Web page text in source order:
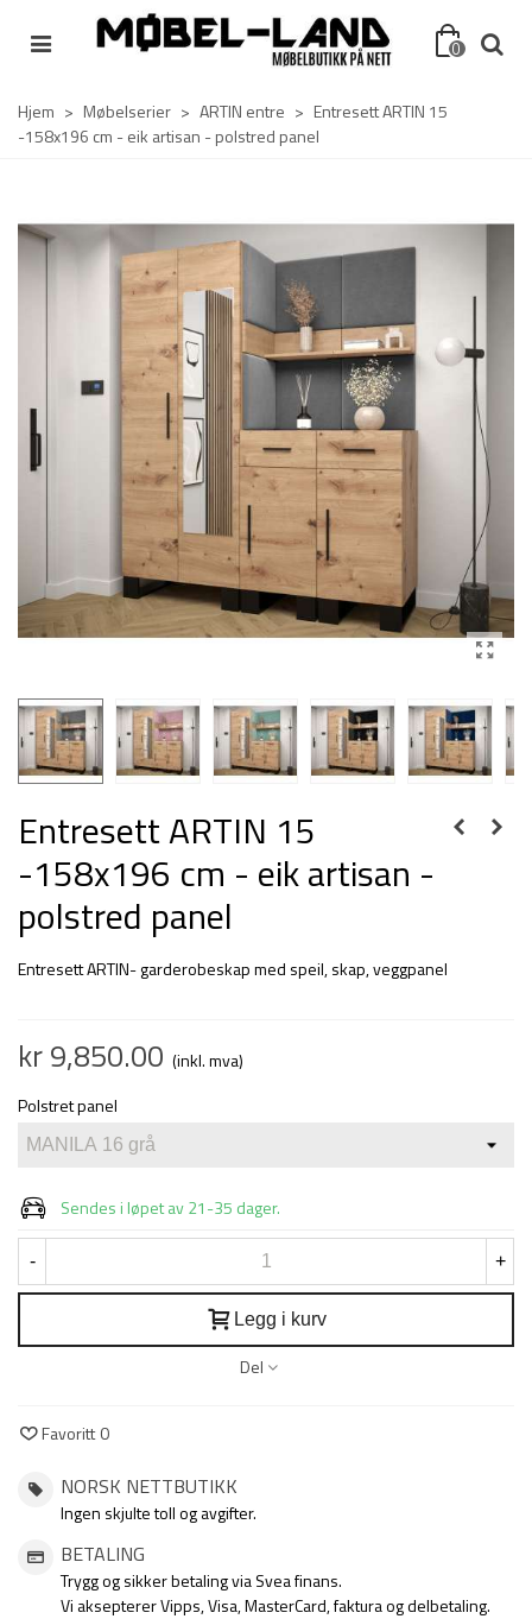
0
Hjem > Møbelserier > ARTIN entre > Entresett ARTIN 15
-158x196 cm - eik artisan - polstred panel
Entresett ARTIN 15
-158x196 cm - eik artisan -
polstred panel
Entresett ARTIN- garderobeskap med speil, skap, veggpanel
kr 9,850.00 (inkl. mva)
Polstret panel
Sendes i løpet av 21-35 dager.
- +
Legg i kurv
Del
Favoritt 0
NORSK NETTBUTIKK
Ingen skjulte toll og avgifter.
BETALING
Trygg og sikker betaling via Svea finans.
Vi aksepterer Vipps, Visa, MasterCard, faktura og delbetaling.